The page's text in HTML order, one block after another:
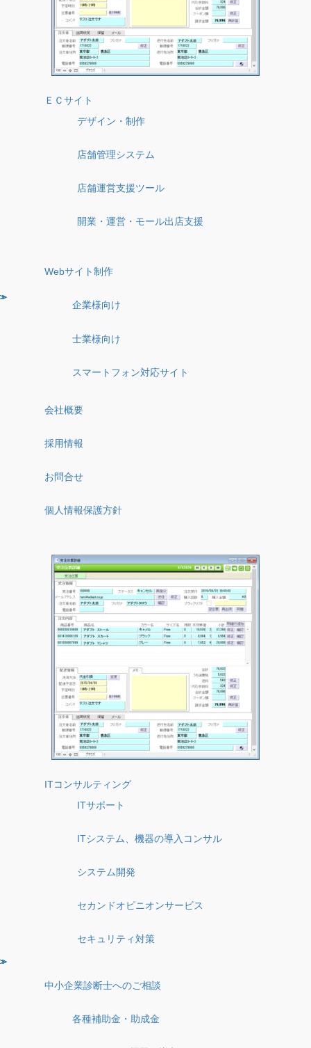
ＥＣサイト
デザイン・制作
店舗管理システム
店舗運営支援ツール
開業・運営・モール出店支援
Webサイト制作
企業様向け
士業様向け
スマートフォン対応サイト
会社概要
採用情報
お問合せ
個人情報保護方針
ITコンサルティング
ITサポート
ITシステム、機器の導入コンサル
システム開発
セカンドオピニオンサービス
セキュリティ対策
中小企業診断士へのご相談
各種補助金・助成金